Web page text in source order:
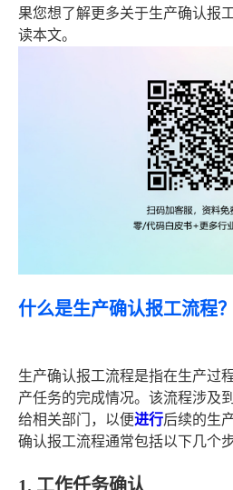
果您想了解更多关于生产确认报
读本文。
什么是生产确认报工流程？
生产确认报工流程是指在生产过
产任务的完成情况。该流程涉及
给相关部门，以便进行后续的生
确认报工流程通常包括以下几个步
1. 工作任务确认